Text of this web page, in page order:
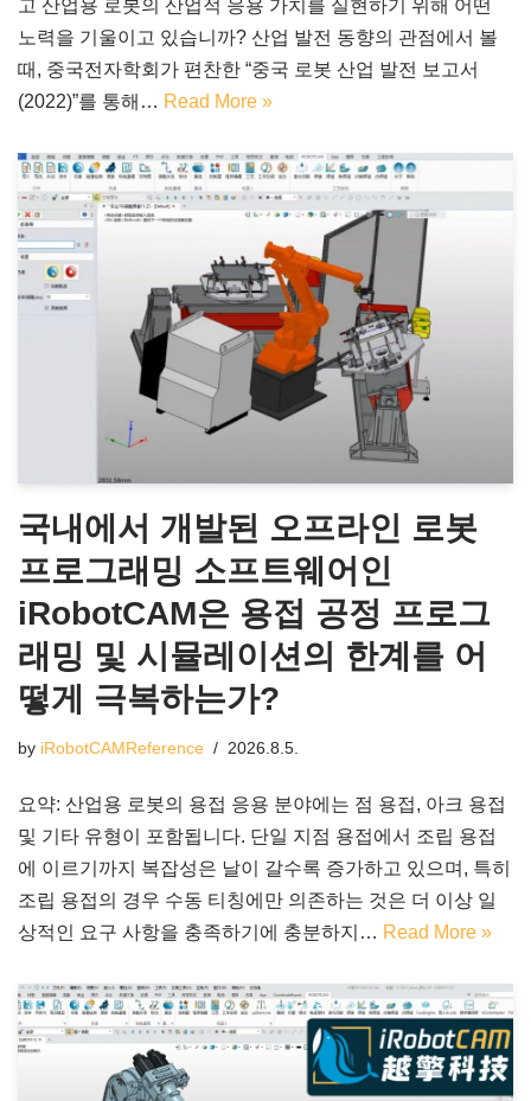
고 산업용 로봇의 산업적 응용 가치를 실현하기 위해 어떤
노력을 기울이고 있습니까? 산업 발전 동향의 관점에서 볼
때, 중국전자학회가 편찬한 “중국 로봇 산업 발전 보고서
(2022)”를 통해… Read More »
국내에서 개발된 오프라인 로봇
프로그래밍 소프트웨어인
iRobotCAM은 용접 공정 프로그
래밍 및 시뮬레이션의 한계를 어
떻게 극복하는가?
by iRobotCAMReference 2026.8.5.
요약: 산업용 로봇의 용접 응용 분야에는 점 용접, 아크 용접
및 기타 유형이 포함됩니다. 단일 지점 용접에서 조립 용접
에 이르기까지 복잡성은 날이 갈수록 증가하고 있으며, 특히
조립 용접의 경우 수동 티칭에만 의존하는 것은 더 이상 일
상적인 요구 사항을 충족하기에 충분하지… Read More »